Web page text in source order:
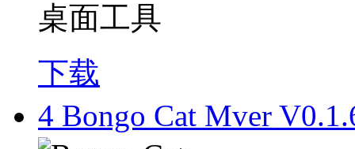
桌面工具
下载
4 Bongo Cat Mver